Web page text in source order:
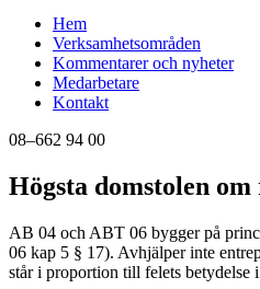
Hem
Verksamhetsområden
Kommentarer och nyheter
Medarbetare
Kontakt
08–662 94 00
Högsta domstolen
AB 04 och ABT 06 bygger på
06 kap 5 § 17). Avhjälper inte
står i proportion till felets betydelse